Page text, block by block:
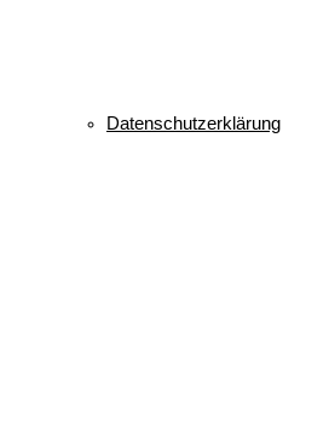
Datenschutzerklärung